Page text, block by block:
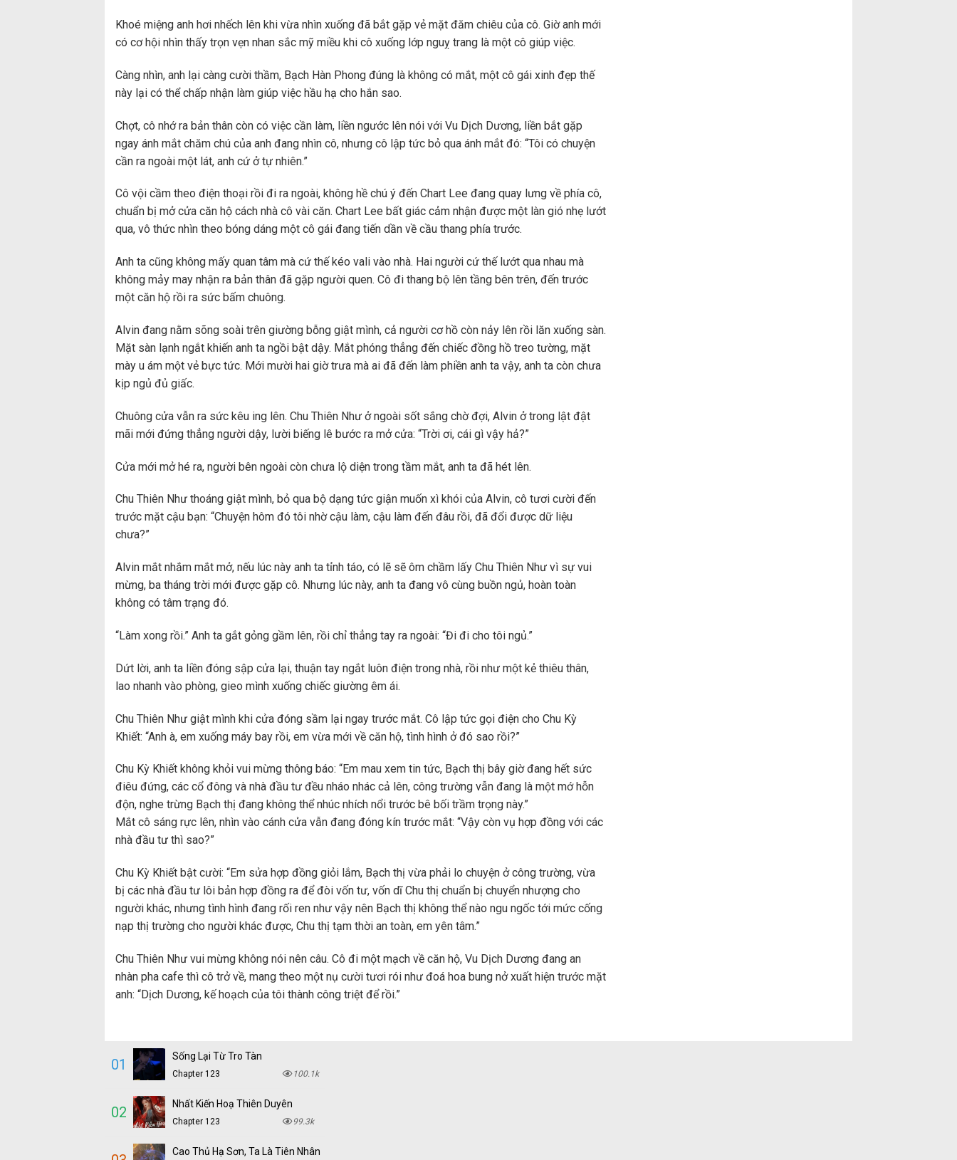
Khoé miệng anh hơi nhếch lên khi vừa nhìn xuống đã bắt gặp vẻ mặt đăm chiêu của cô. Giờ anh mới
có cơ hội nhìn thấy trọn vẹn nhan sắc mỹ miều khi cô xuống lớp nguỵ trang là một cô giúp việc.
Càng nhìn, anh lại càng cười thầm, Bạch Hàn Phong đúng là không có mắt, một cô gái xinh đẹp thế
này lại có thể chấp nhận làm giúp việc hầu hạ cho hắn sao.
Chợt, cô nhớ ra bản thân còn có việc cần làm, liền ngước lên nói với Vu Dịch Dương, liền bắt gặp
ngay ánh mắt chăm chú của anh đang nhìn cô, nhưng cô lập tức bỏ qua ánh mắt đó: “Tôi có chuyện
cần ra ngoài một lát, anh cứ ở tự nhiên.”
Cô vội cầm theo điện thoại rồi đi ra ngoài, không hề chú ý đến Chart Lee đang quay lưng về phía cô,
chuẩn bị mở cửa căn hộ cách nhà cô vài căn. Chart Lee bất giác cảm nhận được một làn gió nhẹ lướt
qua, vô thức nhìn theo bóng dáng một cô gái đang tiến dần về cầu thang phía trước.
Anh ta cũng không mấy quan tâm mà cứ thế kéo vali vào nhà. Hai người cứ thế lướt qua nhau mà
không mảy may nhận ra bản thân đã gặp người quen. Cô đi thang bộ lên tầng bên trên, đến trước
một căn hộ rồi ra sức bấm chuông.
Alvin đang nằm sõng soài trên giường bỗng giật mình, cả người cơ hồ còn nảy lên rồi lăn xuống sàn.
Mặt sàn lạnh ngắt khiến anh ta ngồi bật dậy. Mắt phóng thẳng đến chiếc đồng hồ treo tường, mặt
mày u ám một vẻ bực tức. Mới mười hai giờ trưa mà ai đã đến làm phiền anh ta vậy, anh ta còn chưa
kịp ngủ đủ giấc.
Chuông cửa vẫn ra sức kêu ing lên. Chu Thiên Như ở ngoài sốt sắng chờ đợi, Alvin ở trong lật đật
mãi mới đứng thẳng người dậy, lười biếng lê bước ra mở cửa: “Trời ơi, cái gì vậy hả?”
Cửa mới mở hé ra, người bên ngoài còn chưa lộ diện trong tầm mắt, anh ta đã hét lên.
Chu Thiên Như thoáng giật mình, bỏ qua bộ dạng tức giận muốn xì khói của Alvin, cô tươi cười đến
trước mặt cậu bạn: “Chuyện hôm đó tôi nhờ cậu làm, cậu làm đến đâu rồi, đã đổi được dữ liệu
chưa?”
Alvin mắt nhắm mắt mở, nếu lúc này anh ta tỉnh táo, có lẽ sẽ ôm chầm lấy Chu Thiên Như vì sự vui
mừng, ba tháng trời mới được gặp cô. Nhưng lúc này, anh ta đang vô cùng buồn ngủ, hoàn toàn
không có tâm trạng đó.
“Làm xong rồi.” Anh ta gắt gỏng gầm lên, rồi chỉ thẳng tay ra ngoài: “Đi đi cho tôi ngủ.”
Dứt lời, anh ta liền đóng sập cửa lại, thuận tay ngắt luôn điện trong nhà, rồi như một kẻ thiêu thân,
lao nhanh vào phòng, gieo mình xuống chiếc giường êm ái.
Chu Thiên Như giật mình khi cửa đóng sầm lại ngay trước mắt. Cô lập tức gọi điện cho Chu Kỳ
Khiết: “Anh à, em xuống máy bay rồi, em vừa mới về căn hộ, tình hình ở đó sao rồi?”
Chu Kỳ Khiết không khỏi vui mừng thông báo: “Em mau xem tin tức, Bạch thị bây giờ đang hết sức
điêu đứng, các cổ đông và nhà đầu tư đều nháo nhác cả lên, công trường vẫn đang là một mớ hỗn
độn, nghe trừng Bạch thị đang không thể nhúc nhích nổi trước bê bối trầm trọng này.”
Mắt cô sáng rực lên, nhìn vào cánh cửa vẫn đang đóng kín trước mắt: “Vậy còn vụ hợp đồng với các
nhà đầu tư thì sao?”
Chu Kỳ Khiết bật cười: “Em sửa hợp đồng giỏi lắm, Bạch thị vừa phải lo chuyện ở công trường, vừa
bị các nhà đầu tư lôi bản hợp đồng ra để đòi vốn tư, vốn dĩ Chu thị chuẩn bị chuyển nhượng cho
người khác, nhưng tình hình đang rối ren như vậy nên Bạch thị không thể nào ngu ngốc tới mức cống
nạp thị trường cho người khác được, Chu thị tạm thời an toàn, em yên tâm.”
Chu Thiên Như vui mừng không nói nên câu. Cô đi một mạch về căn hộ, Vu Dịch Dương đang an
nhàn pha cafe thì cô trở về, mang theo một nụ cười tươi rói như đoá hoa bung nở xuất hiện trước mặt
anh: “Dịch Dương, kế hoạch của tôi thành công triệt để rồi.”
01 Sống Lại Từ Tro Tàn
Chapter 123 100.1k
02 Nhất Kiến Hoạ Thiên Duyên
Chapter 123 99.3k
Cao Thủ Hạ Sơn, Ta Là Tiên Nhân